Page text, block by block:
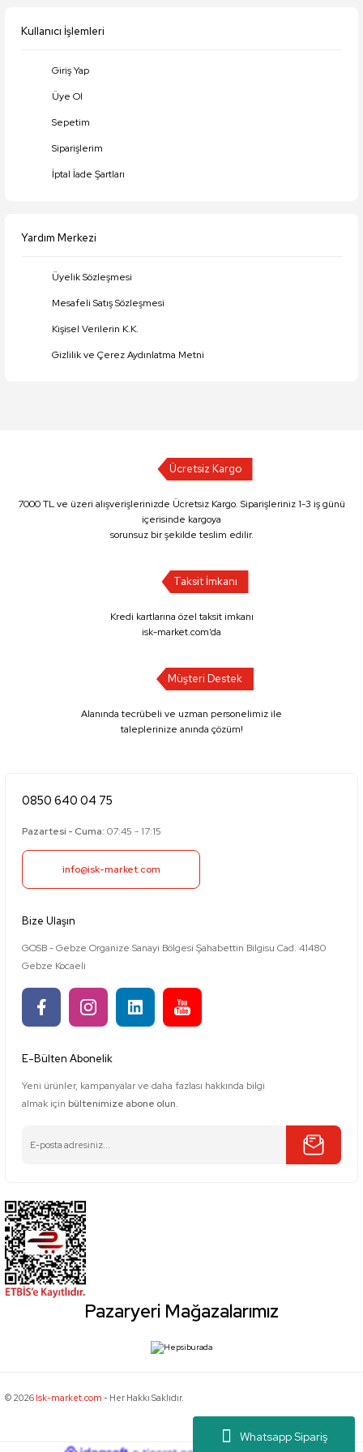
Whatsapp Sipariş
Kullanıcı İşlemleri
Giriş Yap
Üye Ol
Sepetim
Siparişlerim
İptal İade Şartları
Yardım Merkezi
Üyelik Sözleşmesi
Mesafeli Satış Sözleşmesi
Kişisel Verilerin K.K.
Gizlilik ve Çerez Aydınlatma Metni
Ücretsiz Kargo
7000 TL ve üzeri alışverişlerinizde Ücretsiz Kargo. Siparişleriniz 1-3 iş günü
içerisinde kargoya
sorunsuz bir şekilde teslim edilir.
Taksit İmkanı
Kredi kartlarına özel taksit imkanı
isk-market.com’da
Müşteri Destek
Alanında tecrübeli ve uzman personelimiz ile
taleplerinize anında çözüm!
0850 640 04 75
Pazartesi - Cuma: 07:45 - 17:15
info@isk-market.com
Bize Ulaşın
GOSB - Gebze Organize Sanayi Bölgesi Şahabettin Bilgisu Cad. 41480
Gebze Kocaeli
E-Bülten Abonelik
Yeni ürünler, kampanyalar ve daha fazlası hakkında bilgi
almak için bültenimize abone olun.
Pazaryeri Mağazalarımız
© 2026 Isk-market.com - Her Hakkı Saklıdır.